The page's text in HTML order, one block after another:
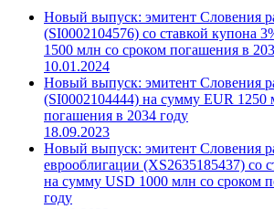
Другие новости компании
Новый выпуск: эмитент Словения
(SI0002104576) со ставкой купона
1500 млн со сроком погашения в
10.01.2024
Новый выпуск: эмитент Словения
(SI0002104444) на сумму EUR 1250
погашения в 2034 году
18.09.2023